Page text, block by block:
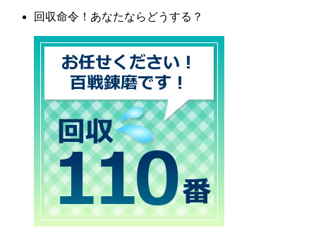
回収命令！あなたならどうする？